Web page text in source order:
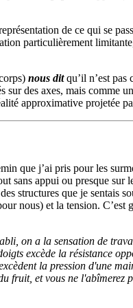
de ce qui se
particulièrement
nous ditqu’il n’est pas
des axes, mais comme
approximative projetée
que j’ai pris pour les
sans appui ou presque sur
structures que je sentais
nous) et la tension. C’est
on a la sensation de
excède la résistance
la pression d'une
fruit, et vous ne